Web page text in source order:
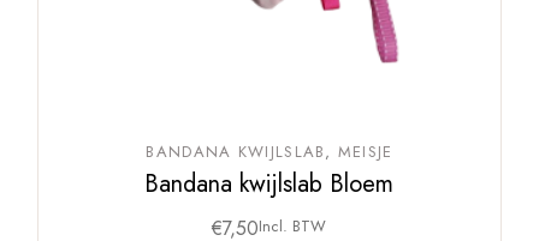
BANDANA KWIJLSLAB MEISJE
Bandana kwijlslab Bloem
€7,50Incl. BTW